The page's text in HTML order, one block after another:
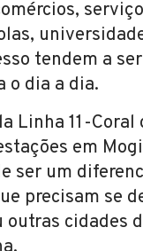
tendem a
o dia a dia.
Linha 11-Coral
em
ser um
precisam se
outras cidades